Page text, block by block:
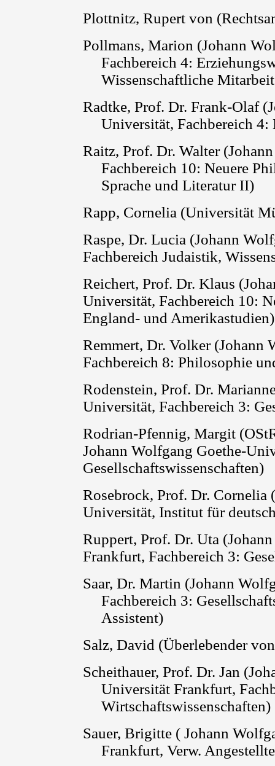
Plottnitz, Rupert von
Pollmans, Marion (Johann
Fachbereich 4:
Wissenschaftliche
Radtke, Prof. Dr. Frank-Olaf
Universität, Fachbereich 4:
Raitz, Prof. Dr. Walter
Fachbereich 10: Neuere
Sprache und Literatur II)
Rapp, Cornelia (Universität
Raspe, Dr. Lucia (Johann
Fachbereich Judaistik,
Reichert, Prof. Dr. Klaus
Universität, Fachbereich 10:
England- und Amerikastudien)
Remmert, Dr. Volker (Johann
Fachbereich 8: Philosophie
Rodenstein, Prof. Dr.
Universität, Fachbereich 3:
Rodrian-Pfennig, Margit
Johann Wolfgang Goethe-
Gesellschaftswissenschaften)
Rosebrock, Prof. Dr. Cornelia
Universität, Institut für
Ruppert, Prof. Dr. Uta
Frankfurt, Fachbereich 3:
Saar, Dr. Martin (Johann
Fachbereich 3:
Assistent)
Salz, David (Überlebender
Scheithauer, Prof. Dr. Jan
Universität Frankfurt,
Wirtschaftswissenschaften)
Sauer, Brigitte ( Johann
Frankfurt, Verw.